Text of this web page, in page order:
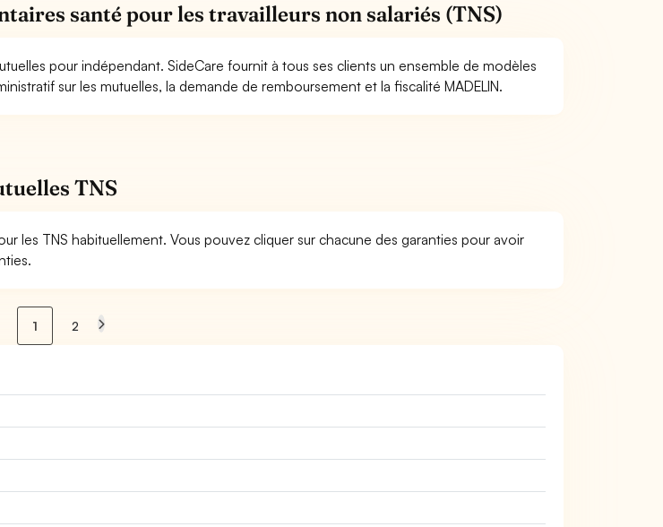
santé pour les travailleurs non salariés (TNS)
pour indépendant. SideCare fournit à tous ses clients un ensemble de modèles
sur les mutuelles, la demande de remboursement et la fiscalité MADELIN.
TNS
les TNS habituellement. Vous pouvez cliquer sur chacune des garanties pour avoir
1 2